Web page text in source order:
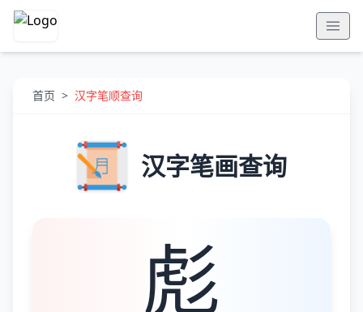
首页 > 汉字笔顺查询
汉字笔画查询
彪